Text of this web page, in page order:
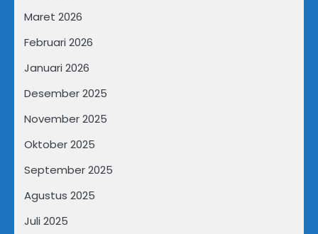
Maret 2026
Februari 2026
Januari 2026
Desember 2025
November 2025
Oktober 2025
September 2025
Agustus 2025
Juli 2025